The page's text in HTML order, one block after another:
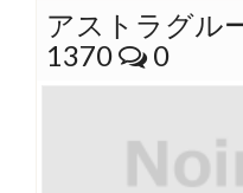
アストラグル
1370
0